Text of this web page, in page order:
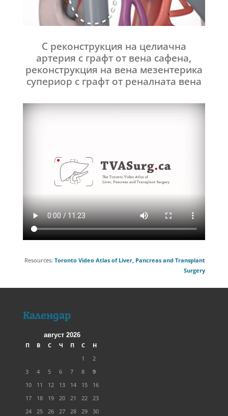
С реконструкция на целиачна
артерия с графт от вена сафена,
реконструкция на вена мезентерика
супериор с графт от реналната вена
Resources:Toronto Video Atlas of Liver, Pancreas and Transplant
Surgery
Календар
август 2026
П
В С Ч П С
Н
1
2
3
4 5 6 7 8
9
10
11 12 13 14 15
16
17
18 19 20 21 22
23
24
25 26 27 28 29
30